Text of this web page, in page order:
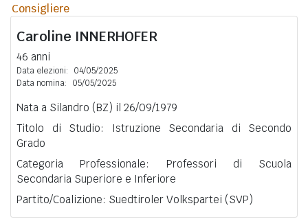
Consigliere
Caroline INNERHOFER
46 anni
Data elezioni:
04/05/2025
Data nomina:
05/05/2025
Nata a Silandro (BZ) il 26/09/1979
Titolo di Studio: Istruzione Secondaria di Secondo
Grado
Categoria Professionale: Professori di Scuola
Secondaria Superiore e Inferiore
Partito/Coalizione: Suedtiroler Volkspartei (SVP)